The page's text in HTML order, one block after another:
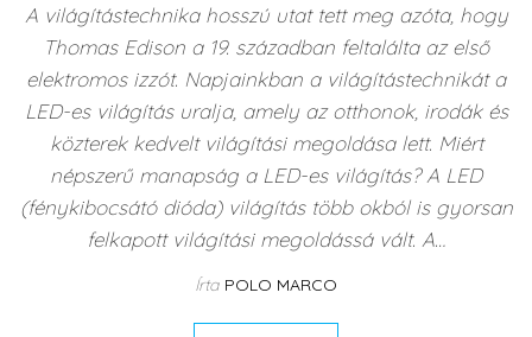
A világítástechnika hosszú utat tett meg azóta, hogy
Thomas Edison a 19. században feltalálta az első
elektromos izzót. Napjainkban a világítástechnikát a
LED-es világítás uralja, amely az otthonok, irodák és
közterek kedvelt világítási megoldása lett. Miért
népszerű manapság a LED-es világítás? A LED
(fénykibocsátó dióda) világítás több okból is gyorsan
felkapott világítási megoldássá vált. A…
Írta POLO MARCO